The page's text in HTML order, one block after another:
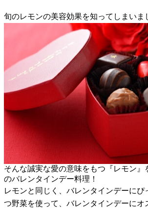
旬のレモンの美容効果を知ってしまいま
そんな誠実な愛の意味をもつ『レモン』
のバレンタインデー料理！
レモンと同じく、バレンタインデーにぴ
つ野菜を使って、バレンタインデーにオ